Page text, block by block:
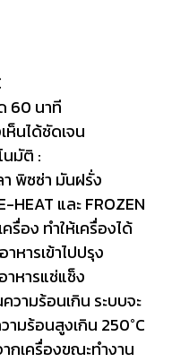
60 นาที
นได้ชัดเจน
นมัติ :
พิซซ่า มันฝรั่ง
และ FROZEN
รื่อง ทำให้เครื่องได้
ารเข้าไปปรุง
าหารแช่แช็ง
ามร้อนเกิน ระบบจะ
มร้อนสูงเกิน 250°C
เครื่องขณะทำงาน